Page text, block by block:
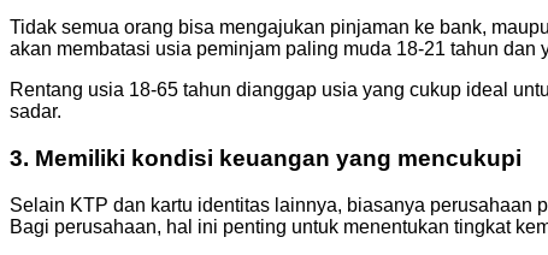
Tidak semua orang bisa mengajukan pinjaman ke bank,
akan membatasi usia peminjam paling muda 18-21 tahun dan
Rentang usia 18-65 tahun dianggap usia yang cukup ideal
sadar.
3. Memiliki kondisi keuangan yang mencukupi
Selain KTP dan kartu identitas lainnya, biasanya
Bagi perusahaan, hal ini penting untuk menentukan tingkat